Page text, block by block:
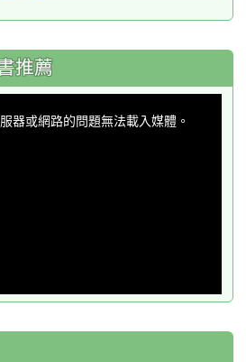
推薦
器或網路的問題無法載入媒體。